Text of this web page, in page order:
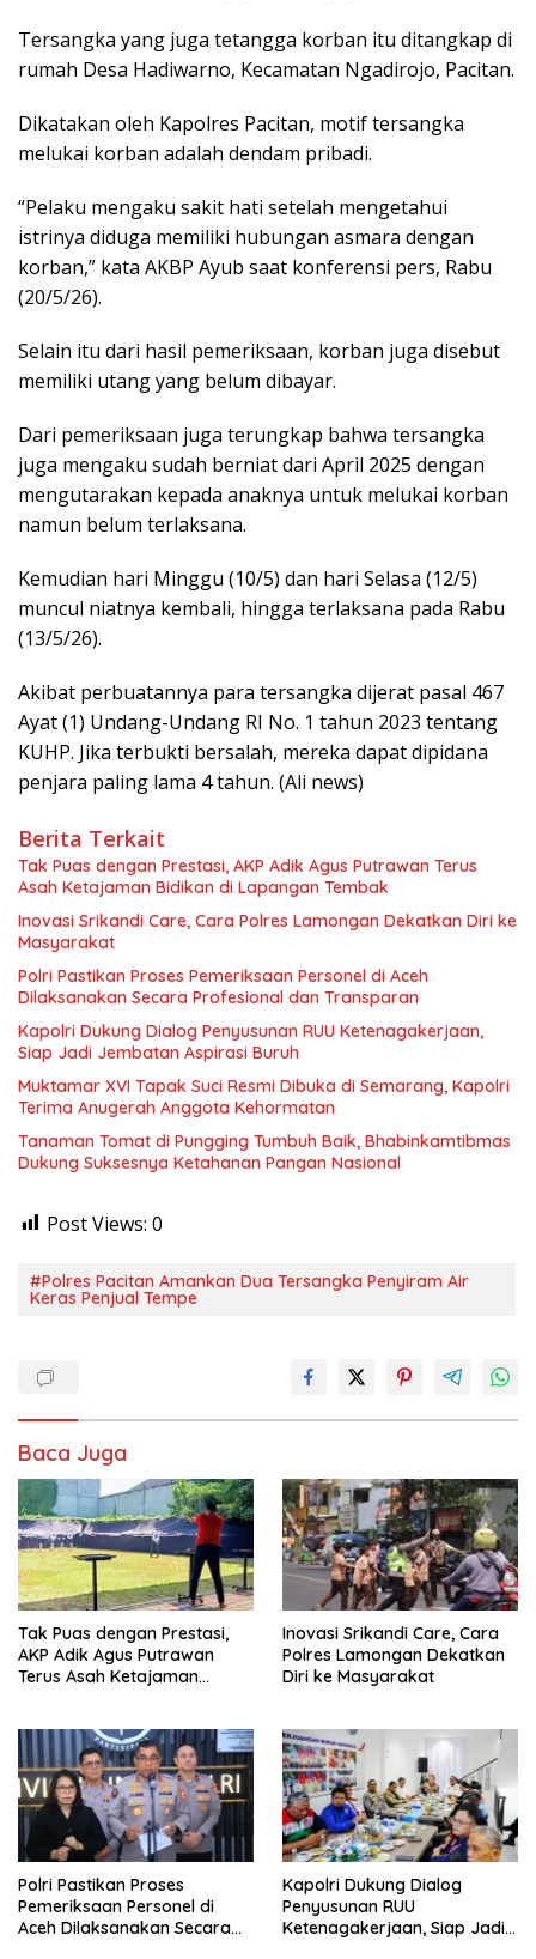
Tersangka yang juga tetangga korban itu ditangkap di
rumah Desa Hadiwarno, Kecamatan Ngadirojo, Pacitan.
Dikatakan oleh Kapolres Pacitan, motif tersangka
melukai korban adalah dendam pribadi.
“Pelaku mengaku sakit hati setelah mengetahui
istrinya diduga memiliki hubungan asmara dengan
korban,” kata AKBP Ayub saat konferensi pers, Rabu
(20/5/26).
Selain itu dari hasil pemeriksaan, korban juga disebut
memiliki utang yang belum dibayar.
Dari pemeriksaan juga terungkap bahwa tersangka
juga mengaku sudah berniat dari April 2025 dengan
mengutarakan kepada anaknya untuk melukai korban
namun belum terlaksana.
Kemudian hari Minggu (10/5) dan hari Selasa (12/5)
muncul niatnya kembali, hingga terlaksana pada Rabu
(13/5/26).
Akibat perbuatannya para tersangka dijerat pasal 467
Ayat (1) Undang-Undang RI No. 1 tahun 2023 tentang
KUHP. Jika terbukti bersalah, mereka dapat dipidana
penjara paling lama 4 tahun. (Ali news)
Berita Terkait
Tak Puas dengan Prestasi, AKP Adik Agus Putrawan Terus
Asah Ketajaman Bidikan di Lapangan Tembak
Inovasi Srikandi Care, Cara Polres Lamongan Dekatkan Diri ke
Masyarakat
Polri Pastikan Proses Pemeriksaan Personel di Aceh
Dilaksanakan Secara Profesional dan Transparan
Kapolri Dukung Dialog Penyusunan RUU Ketenagakerjaan,
Siap Jadi Jembatan Aspirasi Buruh
Muktamar XVI Tapak Suci Resmi Dibuka di Semarang, Kapolri
Terima Anugerah Anggota Kehormatan
Tanaman Tomat di Pungging Tumbuh Baik, Bhabinkamtibmas
Dukung Suksesnya Ketahanan Pangan Nasional
Post Views: 0
#Polres Pacitan Amankan Dua Tersangka Penyiram Air
Keras Penjual Tempe
Baca Juga
Tak Puas dengan Prestasi,
AKP Adik Agus Putrawan
Terus Asah Ketajaman
Inovasi Srikandi Care, Cara
Polres Lamongan Dekatkan
Diri ke Masyarakat
Polri Pastikan Proses
Pemeriksaan Personel di
Aceh Dilaksanakan Secara
Kapolri Dukung Dialog
Penyusunan RUU
Ketenagakerjaan, Siap Jadi